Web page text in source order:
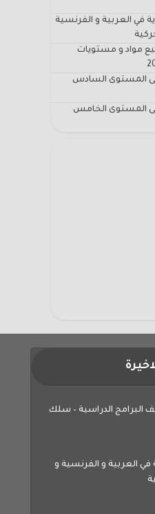
في العربية و الفرنسية
مواد و مستويات
المستوى السادس
المستوى الخامس
البرامج الدراسية – سلك
في العربية و الفرنسية و